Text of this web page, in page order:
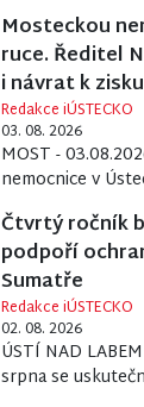
Mosteckou
ruce. Ředitel
i návrat k zisku
Redakce iÚSTECKO
03. 08. 2026
MOST -
nemocnice v
Čtvrtý ročník
podpoří
Sumatře
Redakce iÚSTECKO
02. 08. 2026
ÚSTÍ NAD
srpna se